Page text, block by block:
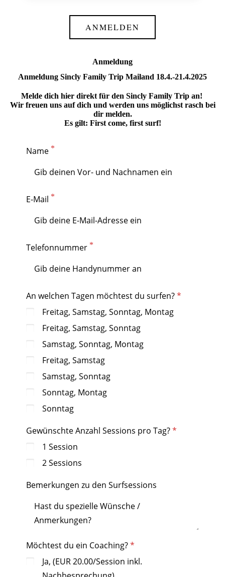
ANMELDEN
Anmeldung
Anmeldung Sincly Family Trip Mailand 18.4.-21.4.2025
Melde dich hier direkt für den Sincly Family Trip an!
Wir freuen uns auf dich und werden uns möglichst rasch bei
dir melden.
Es gilt: First come, first surf!
Name
E-Mail
Telefonnummer
An welchen Tagen möchtest du surfen?
Freitag, Samstag, Sonntag, Montag
Freitag, Samstag, Sonntag
Samstag, Sonntag, Montag
Freitag, Samstag
Samstag, Sonntag
Sonntag, Montag
Sonntag
Gewünschte Anzahl Sessions pro Tag?
1 Session
2 Sessions
Bemerkungen zu den Surfsessions
Möchtest du ein Coaching?
Ja, (EUR 20.00/Session inkl.